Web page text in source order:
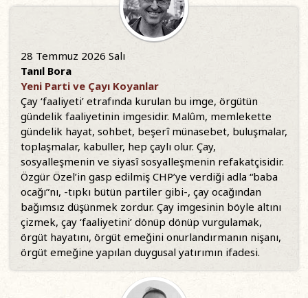
28 Temmuz 2026 Salı
Tanıl Bora
Yeni Parti ve Çayı Koyanlar
Çay ‘faaliyeti’ etrafında kurulan bu imge, örgütün
gündelik faaliyetinin imgesidir. Malûm, memlekette
gündelik hayat, sohbet, beşerî münasebet, buluşmalar,
toplaşmalar, kabuller, hep çaylı olur. Çay,
sosyalleşmenin ve siyasî sosyalleşmenin refakatçisidir.
Özgür Özel’in gasp edilmiş CHP’ye verdiği adla “baba
ocağı”nı, -tıpkı bütün partiler gibi-, çay ocağından
bağımsız düşünmek zordur. Çay imgesinin böyle altını
çizmek, çay ‘faaliyetini’ dönüp dönüp vurgulamak,
örgüt hayatını, örgüt emeğini onurlandırmanın nişanı,
örgüt emeğine yapılan duygusal yatırımın ifadesi.